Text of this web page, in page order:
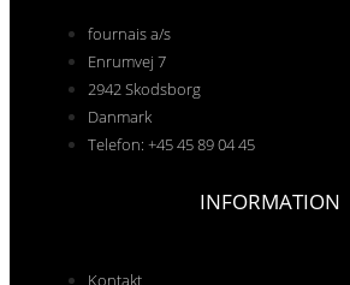
fournais a/s
Enrumvej 7
2942 Skodsborg
Danmark
Telefon: +45 45 89 04 45
INFORMATION
Kontakt